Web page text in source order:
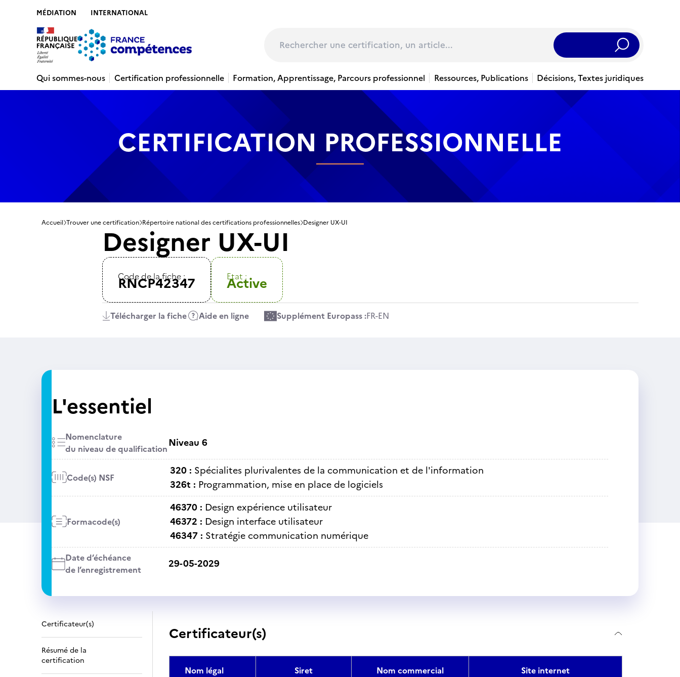
MÉDIATION INTERNATIONAL
Rechercher
Qui sommes-nous
Certification professionnelle Formation, Apprentissage, Parcours professionnel Ressources, Publications Décisions, Textes juridiques
CERTIFICATION PROFESSIONNELLE
Accueil Trouver une certification Répertoire national des certifications professionnelles Designer UX-UI
Designer UX-UI
Code de la fiche :
RNCP42347 Etat :
Active
Télécharger la fiche Aide en ligne Supplément Europass :FR-EN
L'essentiel
Nomenclature
du niveau de qualificationNiveau 6
Code(s) NSF
320 : Spécialites plurivalentes de la communication et de l'information
326t : Programmation, mise en place de logiciels
Formacode(s)
46370 : Design expérience utilisateur
46372 : Design interface utilisateur
46347 : Stratégie communication numérique
Date d’échéance
de l’enregistrement
29-05-2029
Certificateur(s)
Résumé de la
certification
Certificateur(s)
Nom légal Siret Nom commercial Site internet